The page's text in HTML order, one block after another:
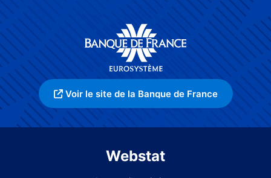
Voir le site de la Banque de France
Webstat